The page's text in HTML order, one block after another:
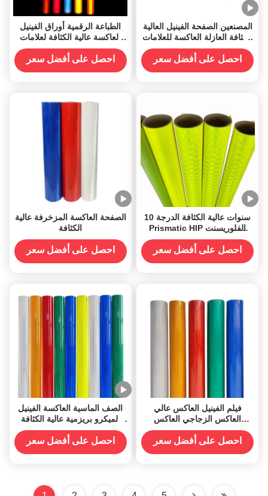
الطباعة الرقمية أوراق الفينيل
العاكسة عالية الكثافة لعلامات
الطرق
احصل على أفضل سعر
المصنعين الصفحة الفينيل العالية
الكثافة العازلة العاكسة للعلامات
المرورية
احصل على أفضل سعر
الصفحة العاكسة المزخرفة عالية
الكثافة
احصل على أفضل سعر
10 سنوات عالية الكثافة الدرجة
Prismatic HIP الفلوريسنت
الأصفر الأخضر الفينيل العاكس
احصل على أفضل سعر
الصف الماسية العاكسة الفينيل
الميكرو بريزمية عالية الكثافة
للغاية لعلامات السلامة
احصل على أفضل سعر
فيلم الفينيل العاكس عالي
العاكس الزجاجي العاكس
للعلامات الأمنية على الطريق
احصل على أفضل سعر